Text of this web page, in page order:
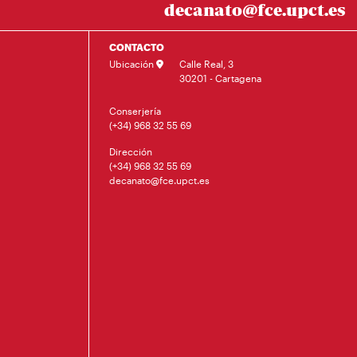
decanato@fce.upct.es
CONTACTO
Ubicación
Calle Real, 3
30201 - Cartagena
Conserjería
(+34) 968 32 55 69
Dirección
(+34) 968 32 55 69
decanato@fce.upct.es